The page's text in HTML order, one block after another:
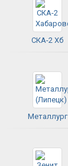
СКА-2 Хб
Металлург